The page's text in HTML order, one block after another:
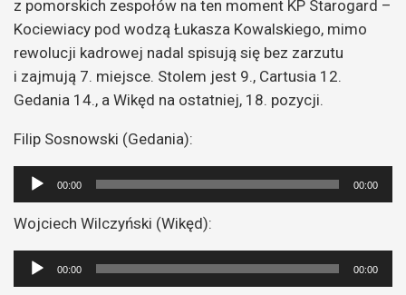
z pomorskich zespołów na ten moment KP Starogard –
Kociewiacy pod wodzą Łukasza Kowalskiego, mimo
rewolucji kadrowej nadal spisują się bez zarzutu
i zajmują 7. miejsce. Stolem jest 9., Cartusia 12.
Gedania 14., a Wikęd na ostatniej, 18. pozycji.
Filip Sosnowski (Gedania):
Odtwarzacz
plików
dźwiękowych
00:00 00:00
Wojciech Wilczyński (Wikęd):
Odtwarzacz
plików
00:00 00:00